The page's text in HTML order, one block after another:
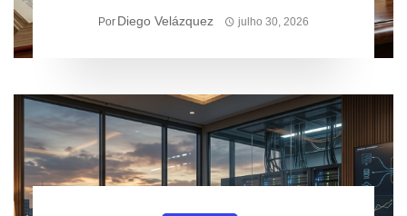
cobertura
Por Diego Velázquez julho 30, 2026